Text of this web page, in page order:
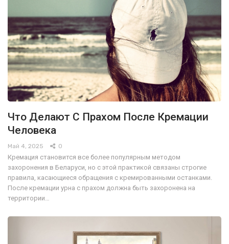
Что Делают С Прахом После Кремации
Человека
Май 4, 2025 0
Кремация становится все более популярным методом
захоронения в Беларуси, но с этой практикой связаны строгие
правила, касающиеся обращения с кремированными останками.
После кремации урна с прахом должна быть захоронена на
территории…